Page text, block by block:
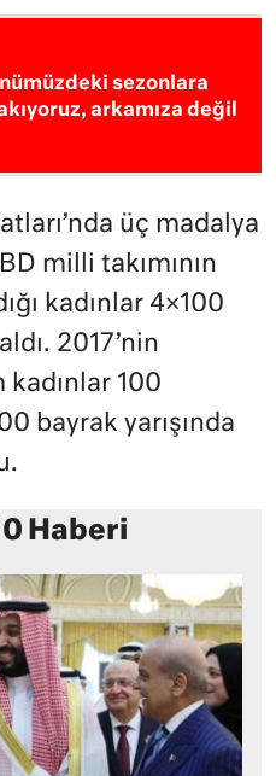
sezonlara
arkamıza değil
üç madalya
milli takımının
kadınlar 4×100
2017’nin
100
bayrak yarışında
Haberi